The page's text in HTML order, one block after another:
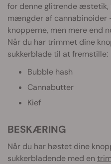
for denne glitrende
mængder af cannabinoider
knopperne, men mere end
Når du har trimmet dine
sukkerblade til at fremstille:
Bubble hash
Cannabutter
Kief
BESKÆRING
Når du har høstet dine
sukkerbladende med en